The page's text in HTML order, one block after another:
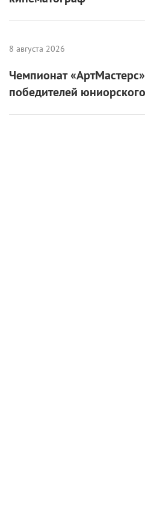
8 августа 2026
Чемпионат
победителей